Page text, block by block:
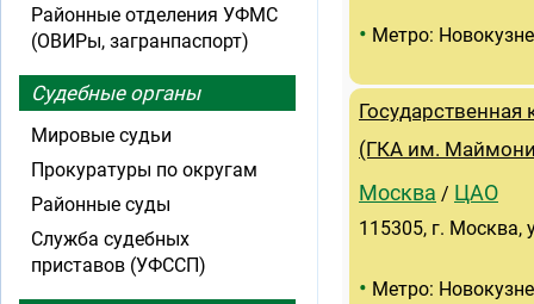
• Метро:
(ГКА им.
Москва / ЦАО
115305, г. Москва,
• Метро:
Районные отделения УФМС
(ОВИРы, загранпаспорт)
Судебные органы
Мировые судьи
Прокуратуры по округам
Районные суды
Служба судебных
приставов (УФССП)